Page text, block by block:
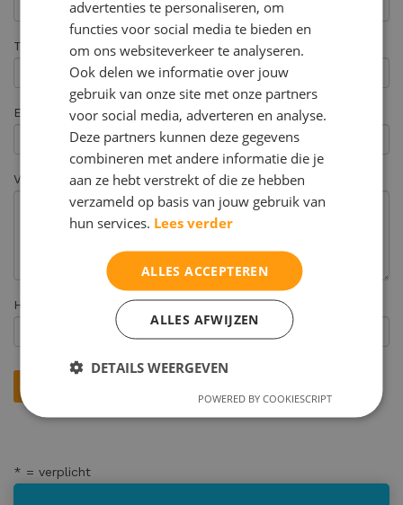
Telefoonnummer
E-mail *
Vraagstelling
Hoe heeft u ons gevonden? *
* = verplicht
advertenties te personaliseren, om
functies voor social media te bieden en
om ons websiteverkeer te analyseren.
Ook delen we informatie over jouw
gebruik van onze site met onze partners
voor social media, adverteren en analyse.
Deze partners kunnen deze gegevens
combineren met andere informatie die je
aan ze hebt verstrekt of die ze hebben
verzameld op basis van jouw gebruik van
hun services. Lees verder
ALLES ACCEPTEREN
ALLES AFWIJZEN
DETAILS WEERGEVEN
POWERED BY COOKIESCRIPT